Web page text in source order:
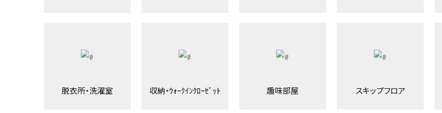
脱衣所・洗濯室 収納・ｳｫｰｸｲﾝｸﾛｰｾﾞｯﾄ 趣味部屋 スキップフロア